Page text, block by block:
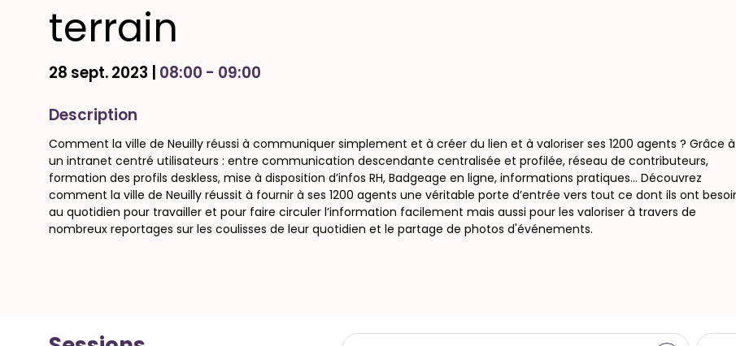
terrain
28 sept. 2023 | 08:00 - 09:00
Description
Comment la ville de Neuilly réussi à communiquer simplement et à créer du lien et à valoriser ses 1200 agents ? Grâce à
un intranet centré utilisateurs : entre communication descendante centralisée et profilée, réseau de contributeurs,
formation des profils deskless, mise à disposition d’infos RH, Badgeage en ligne, informations pratiques… Découvrez
comment la ville de Neuilly réussit à fournir à ses 1200 agents une véritable porte d’entrée vers tout ce dont ils ont
au quotidien pour travailler et pour faire circuler l’information facilement mais aussi pour les valoriser à travers de
nombreux reportages sur les coulisses de leur quotidien et le partage de photos d'événements.